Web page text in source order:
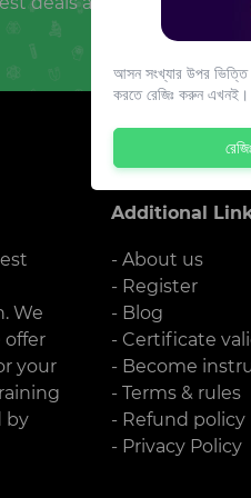
We
offer
your
by
Additional
- About us
- Register
- Blog
- Certificate
- Become
- Terms & rules
- Refund policy
- Privacy Policy
আসন সংখ্যার উপর ভিত্তি
করতে রেজিঃ করুন এখনই।